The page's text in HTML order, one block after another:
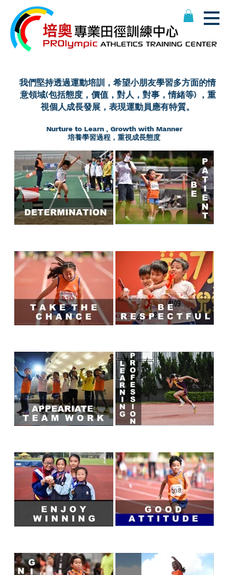
我們堅持透過運動培訓，希望小朋友學習多方面的情
意領域(包括態度，價值，對人，對事，情緒等) ，重
視個人成長發展，表現運動員應有特質。
Nurture to Learn , Growth with Manner
培養學習過程，重視成長態度